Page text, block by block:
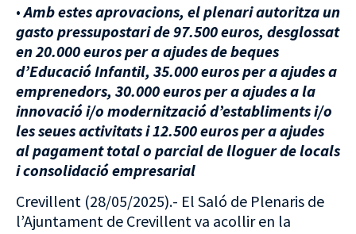
•Amb estes aprovacions, el plenari autoritza un
gasto pressupostari de 97.500 euros, desglossat
en 20.000 euros per a ajudes de beques
d’Educació Infantil, 35.000 euros per a ajudes a
emprenedors, 30.000 euros per a ajudes a la
innovació i/o modernització d’establiments i/o
les seues activitats i 12.500 euros per a ajudes
al pagament total o parcial de lloguer de locals
i consolidació empresarial
Crevillent (28/05/2025).- El Saló de Plenaris de
l’Ajuntament de Crevillent va acollir en la